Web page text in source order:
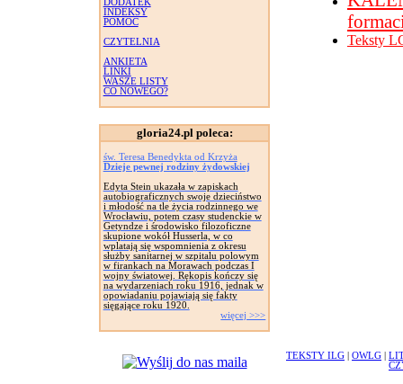
DODATEK
INDEKSY
POMOC
CZYTELNIA
ANKIETA
LINKI
WASZE LISTY
CO NOWEGO?
gloria24.pl poleca:
św. Teresa Benedykta od Krzyża
Dzieje pewnej rodziny żydowskiej
Edyta Stein ukazała w zapiskach
autobiograficznych swoje dzieciństwo
i młodość na tle życia rodzinnego we
Wrocławiu, potem czasy studenckie w
Getyndze i środowisko filozoficzne
skupione wokół Husserla, w co
wplatają się wspomnienia z okresu
służby sanitarnej w szpitalu polowym
w firankach na Morawach podczas I
wojny światowej. Rękopis kończy się
na wydarzeniach roku 1916, jednak w
opowiadaniu pojawiają się fakty
sięgające roku 1920.
więcej >>>
Teksty
TEKSTY ILG OWLG